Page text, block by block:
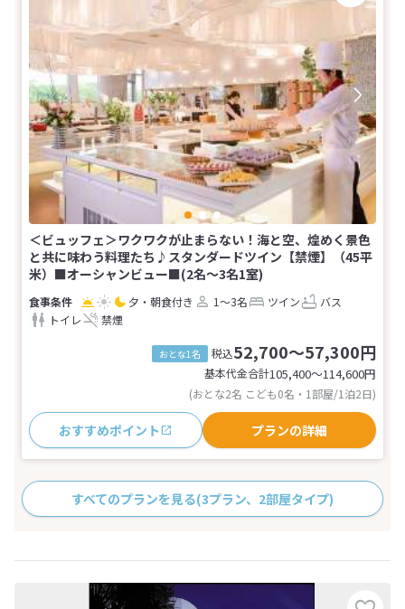
＜ビュッフェ＞ワクワクが止まらない！海と空、煌めく景色
と共に味わう料理たち♪スタンダードツイン【禁煙】（45平
米）■オーシャンビュー■(2名～3名1室)
夕・朝食付き 1～3名 ツイン
バス
トイレ
禁煙
おとな1名 税込52,700～57,300円
基本代金合計105,400〜114,600円
(おとな2名 こども0名・1部屋/1泊2日)
おすすめポイント プランの詳細
すべてのプランを見る(3プラン、2部屋タイプ)